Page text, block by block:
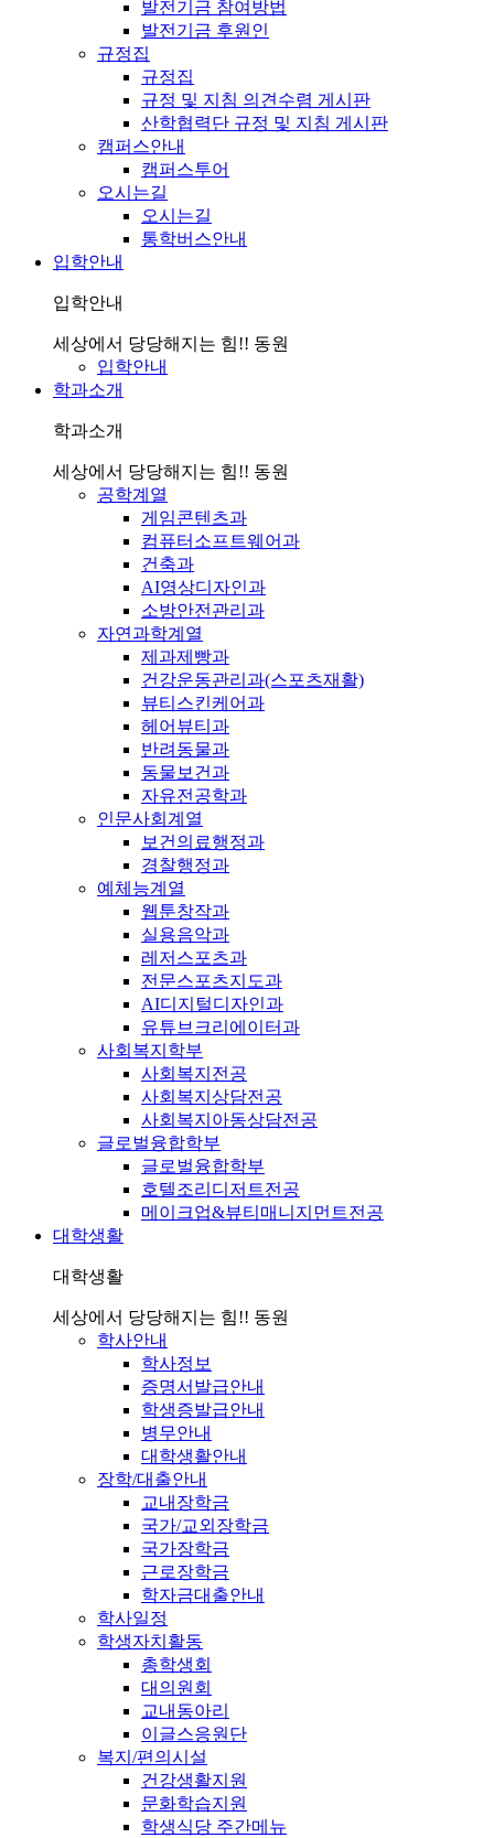
발전기금 참여방법
발전기금 후원인
규정집
규정집
규정 및 지침 의견수렴 게시판
산학협력단 규정 및 지침 게시판
캠퍼스안내
캠퍼스투어
오시는길
오시는길
통학버스안내
입학안내
입학안내
세상에서 당당해지는 힘!! 동원
입학안내
학과소개
학과소개
세상에서 당당해지는 힘!! 동원
공학계열
게임콘텐츠과
컴퓨터소프트웨어과
건축과
AI영상디자인과
소방안전관리과
자연과학계열
제과제빵과
건강운동관리과(스포츠재활)
뷰티스킨케어과
헤어뷰티과
반려동물과
동물보건과
자유전공학과
인문사회계열
보건의료행정과
경찰행정과
예체능계열
웹툰창작과
실용음악과
레저스포츠과
전문스포츠지도과
AI디지털디자인과
유튜브크리에이터과
사회복지학부
사회복지전공
사회복지상담전공
사회복지아동상담전공
글로벌융합학부
글로벌융합학부
호텔조리디저트전공
메이크업&뷰티매니지먼트전공
대학생활
대학생활
세상에서 당당해지는 힘!! 동원
학사안내
학사정보
증명서발급안내
학생증발급안내
병무안내
대학생활안내
장학/대출안내
교내장학금
국가/교외장학금
국가장학금
근로장학금
학자금대출안내
학사일정
학생자치활동
총학생회
대의원회
교내동아리
이글스응원단
복지/편의시설
건강생활지원
문화학습지원
학생식당 주간메뉴